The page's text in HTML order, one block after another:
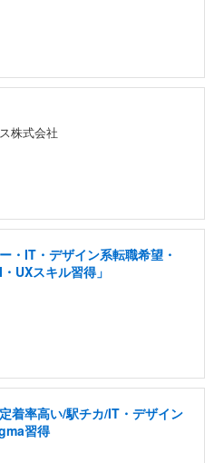
株式会社
・IT・デザイン系転職希望・
UXスキル習得」
着率高い/駅チカ/IT・デザイン
習得